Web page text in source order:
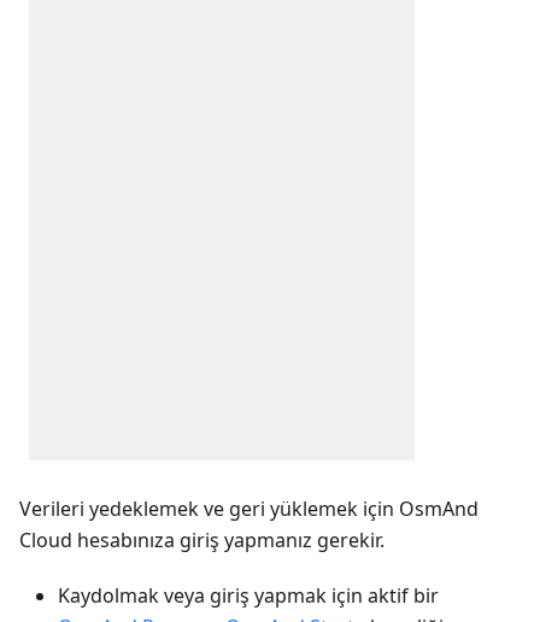
Verileri yedeklemek ve geri yüklemek için OsmAnd
Cloud hesabınıza giriş yapmanız gerekir.
Kaydolmak veya giriş yapmak için aktif bir